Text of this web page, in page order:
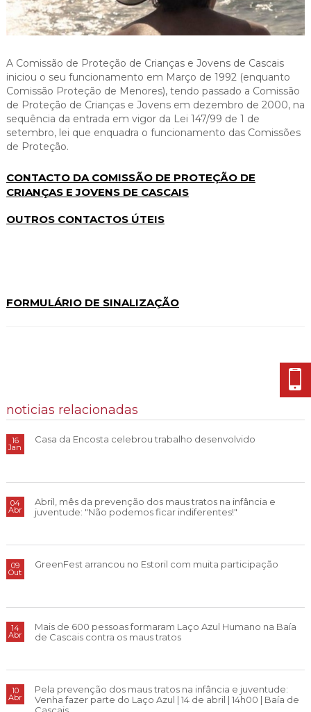
Planeamento Estratégico
Urbanismo
Cascais Próxima
Economia & Inovação
Governação
Qualidade de vida
Sociedade & Educação
Jornal C
Agenda do executivo
VIVER
ESTUDAR
TEMPOS LIVRES
MOBILIDADE
INVESTIR EM CASCAIS
A Comissão de Proteção de Crianças e Jovens de Cascais
iniciou o seu funcionamento em Março de 1992 (enquanto
Comissão Proteção de Menores), tendo passado a Comissão
de Proteção de Crianças e Jovens em dezembro de 2000, na
sequência da entrada em vigor da Lei 147/99 de 1 de
setembro, lei que enquadra o funcionamento das Comissões
de Proteção.
CONTACTO DA COMISSÃO DE PROTEÇÃO DE
CRIANÇAS E JOVENS DE CASCAIS
OUTROS CONTACTOS ÚTEIS
FORMULÁRIO DE SINALIZAÇÃO
noticias relacionadas
16
Jan
Casa da Encosta celebrou trabalho desenvolvido
04
Abr
Abril, mês da prevenção dos maus tratos na infância e
juventude: "Não podemos ficar indiferentes!"
09
Out
GreenFest arrancou no Estoril com muita participação
14
Abr
Mais de 600 pessoas formaram Laço Azul Humano na Baía
de Cascais contra os maus tratos
10
Abr
Pela prevenção dos maus tratos na infância e juventude:
Venha fazer parte do Laço Azul | 14 de abril | 14h00 | Baía de